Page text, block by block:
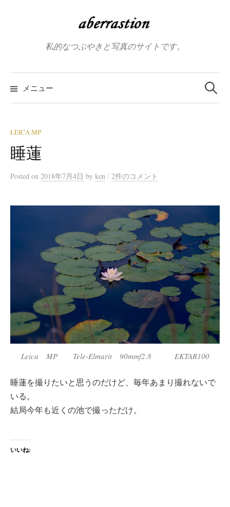
へ
ス
キ
プ
私的なつぶやきと写真のサイトです。
メニュー
検
索:
LEICA MP
睡蓮
Posted on 2018年7月4日 by ken / 2件のコメント
Leica MP Tele-Elmarit 90mmf2.8 EKTAR100
睡蓮を撮りたいと思うのだけど、毎年あまり撮れないで
いる。
結局今年も近くの池で撮っただけ。
いいね: